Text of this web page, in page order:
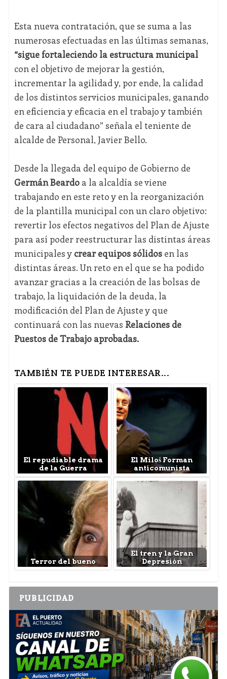
Esta nueva contratación, que se suma a las
numerosas efectuadas en las últimas semanas,
“sigue fortaleciendo la estructura municipal
con el objetivo de mejorar la gestión,
incrementar la agilidad y, por ende, la calidad
de los distintos servicios municipales, ganando
en eficiencia y eficacia en el trabajo y también
de cara al ciudadano” señala el teniente de
alcalde de Personal, Javier Bello.
Desde la llegada del equipo de Gobierno de
Germán Beardoa la alcaldía se viene
trabajando en este reto y en la reorganización
de la plantilla municipal con un claro objetivo:
revertir los efectos negativos del Plan de Ajuste
para así poder reestructurar las distintas áreas
municipales y crear equipos sólidosen las
distintas áreas. Un reto en el que se ha podido
avanzar gracias a la creación de las bolsas de
trabajo, la liquidación de la deuda, la
modificación del Plan de Ajuste y que
continuará con las nuevas Relaciones de
Puestos de Trabajo aprobadas.
TAMBIÉN TE PUEDE INTERESAR...
El repudiable drama
de la Guerra
El Miloš Forman
anticomunista
Terror del bueno
El tren y la Gran
Depresión
PUBLICIDAD